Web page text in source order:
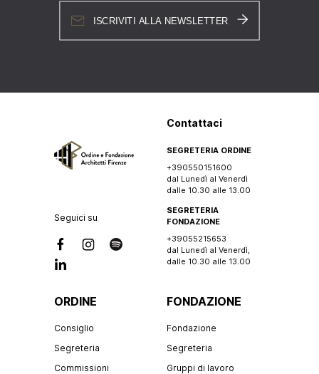
ISCRIVITI ALLA NEWSLETTER
Seguici su
Contattaci
SEGRETERIA ORDINE
+390550151600
dal Lunedì al Venerdì
dalle 10.30 alle 13.00
SEGRETERIA
FONDAZIONE
+39055215653
dal Lunedì al Venerdì,
dalle 10.30 alle 13.00
ORDINE
Consiglio
Segreteria
Commissioni
FONDAZIONE
Fondazione
Segreteria
Gruppi di lavoro